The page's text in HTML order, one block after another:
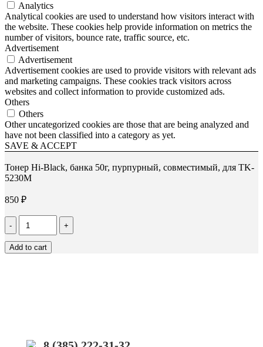
Analytics
Analytical cookies are used to understand how visitors interact with
the website. These cookies help provide information on metrics the
number of visitors, bounce rate, traffic source, etc.
Advertisement
Advertisement
Advertisement cookies are used to provide visitors with relevant ads
and marketing campaigns. These cookies track visitors across
websites and collect information to provide customized ads.
Others
Others
Other uncategorized cookies are those that are being analyzed and
have not been classified into a category as yet.
SAVE & ACCEPT
Тонер Hi-Black, банка 50г, пурпурный, совместимый, для TK-
5230M
850 ₽
Количество
Тонер
Hi-
Black,
Add to cart